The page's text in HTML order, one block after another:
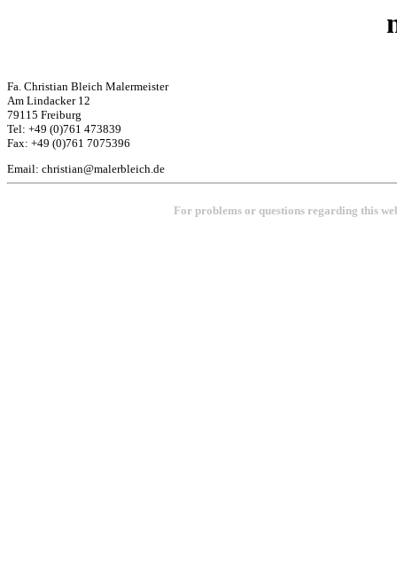
Fa. Christian Bleich Malermeister
Am Lindacker12
79115 Freiburg
Tel: +49 (0)761 473839
Fax: +49 (0)761 7075396
Email: christian@malerbleich.de
For problems or questions regarding this